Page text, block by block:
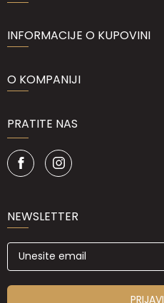
INFORMACIJE O KUPOVINI
O KOMPANIJI
PRATITE NAS
NEWSLETTER